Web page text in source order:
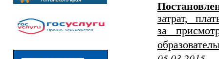
затрат,
за